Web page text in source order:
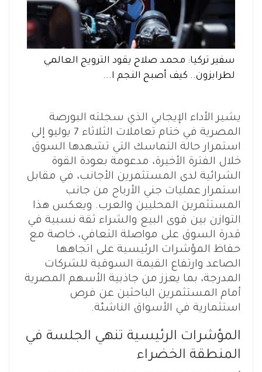
سفير تركيا: محمد صلاح يقود الترويج العالمي
لطرابزون.. كيف أصبح النجم ا...
يشير الأداء الإيجابي الذي سجلته البورصة
المصرية في ختام تعاملات الثلاثاء 7 يوليو إلى
استمرار حالة التماسك التي تشهدها السوق
خلال الفترة الأخيرة، مدعومة بعودة القوة
الشرائية لدى المستثمرين الأجانب، في مقابل
استمرار عمليات جني الأرباح من جانب
المستثمرين المحليين والعرب. ويعكس هذا
التوازن بين قوى البيع والشراء ثقة نسبية في
قدرة السوق على مواصلة التعافي، خاصة مع
حفاظ المؤشرات الرئيسية على اتجاهها
الصاعد وارتفاع القيمة السوقية للشركات
المدرجة، بما يعزز من جاذبية الأسهم المصرية
أمام المستثمرين الباحثين عن فرص
استثمارية في الأسواق الناشئة.
المؤشرات الرئيسية تنهي الجلسة في
المنطقة الخضراء